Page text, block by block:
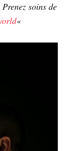
soins de
«